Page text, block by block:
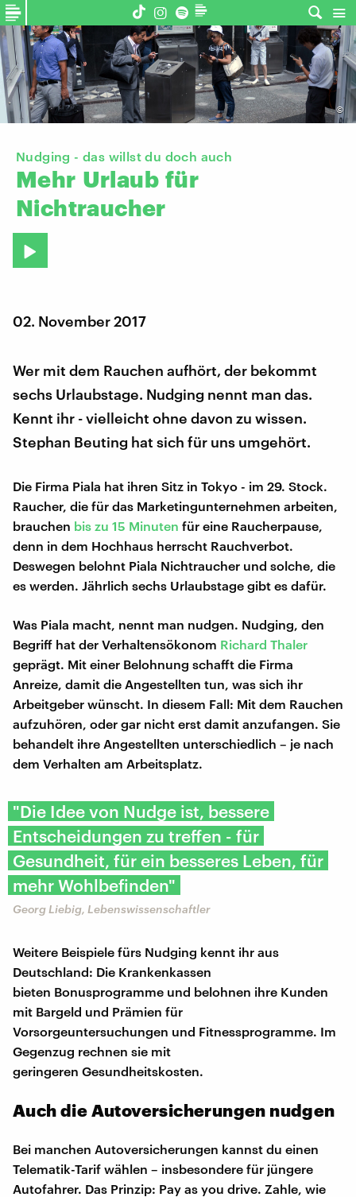
©
Nudging - das willst du doch auch
Mehr Urlaub für
Nichtraucher
02. November 2017
Wer mit dem Rauchen aufhört, der bekommt
sechs Urlaubstage. Nudging nennt man das.
Kennt ihr - vielleicht ohne davon zu wissen.
Stephan Beuting hat sich für uns umgehört.
Die Firma Piala hat ihren Sitz in Tokyo - im 29. Stock.
Raucher, die für das Marketingunternehmen arbeiten,
brauchen bis zu 15 Minuten für eine Raucherpause,
denn in dem Hochhaus herrscht Rauchverbot.
Deswegen belohnt Piala Nichtraucher und solche, die
es werden. Jährlich sechs Urlaubstage gibt es dafür.
Was Piala macht, nennt man nudgen. Nudging, den
Begriff hat der Verhaltensökonom Richard Thaler
geprägt. Mit einer Belohnung schafft die Firma
Anreize, damit die Angestellten tun, was sich ihr
Arbeitgeber wünscht. In diesem Fall: Mit dem Rauchen
aufzuhören, oder gar nicht erst damit anzufangen. Sie
behandelt ihre Angestellten unterschiedlich – je nach
dem Verhalten am Arbeitsplatz.
"Die Idee von Nudge ist, bessere
Entscheidungen zu treffen - für
Gesundheit, für ein besseres Leben, für
mehr Wohlbefinden"
Georg Liebig, Lebenswissenschaftler
Weitere Beispiele fürs Nudging kennt ihr aus
Deutschland: Die Krankenkassen
bieten Bonusprogramme und belohnen ihre Kunden
mit Bargeld und Prämien für
Vorsorgeuntersuchungen und Fitnessprogramme. Im
Gegenzug rechnen sie mit
geringeren Gesundheitskosten.
Auch die Autoversicherungen nudgen
Bei manchen Autoversicherungen kannst du einen
Telematik-Tarif wählen – insbesondere für jüngere
Autofahrer. Das Prinzip: Pay as you drive. Zahle, wie